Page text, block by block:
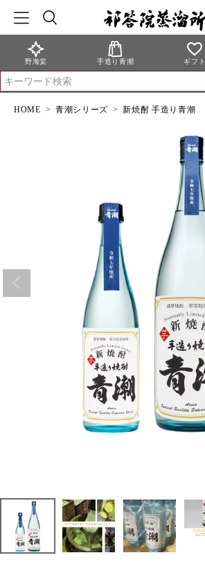
野海棠 手造り青潮 ギフト
HOME 青潮シリーズ 新焼酎 手造り青潮